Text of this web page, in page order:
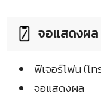
จอแสดงผล
ฟีเจอร์โฟน (โ
จอแสดงผล